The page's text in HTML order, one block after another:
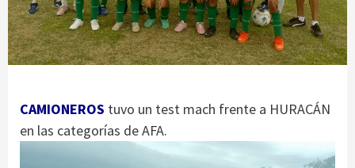
CAMIONEROS tuvo un test mach frente a HURACÁN
en las categorías de AFA.